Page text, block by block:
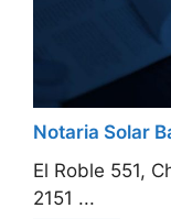
Notaria Solar
El Roble 551,
2151 ...